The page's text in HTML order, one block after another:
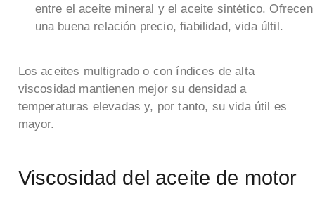
entre el aceite mineral y el aceite sintético. Ofrecen
una buena relación precio, fiabilidad, vida últil.
Los aceites multigrado o con índices de alta
viscosidad mantienen mejor su densidad a
temperaturas elevadas y, por tanto, su vida útil es
mayor.
Viscosidad del aceite de motor